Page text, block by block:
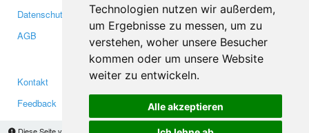
Technologien nutzen wir außerdem,
um Ergebnisse zu messen, um zu
verstehen, woher unsere Besucher
kommen oder um unsere Website
weiter zu entwickeln.
Alle akzeptieren
Datenschutzerklärung
AGB
Investoren
Medien
Kontakt
Feedback
Facebook
Twitter
YouTube